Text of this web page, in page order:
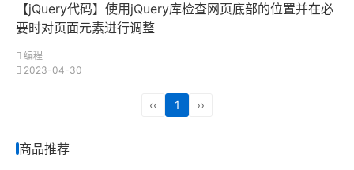
【jQuery代码】使用jQuery库检查网页底部的位置并在必
要时对页面元素进行调整
编程
2023-04-30
‹‹ 1 ››
商品推荐